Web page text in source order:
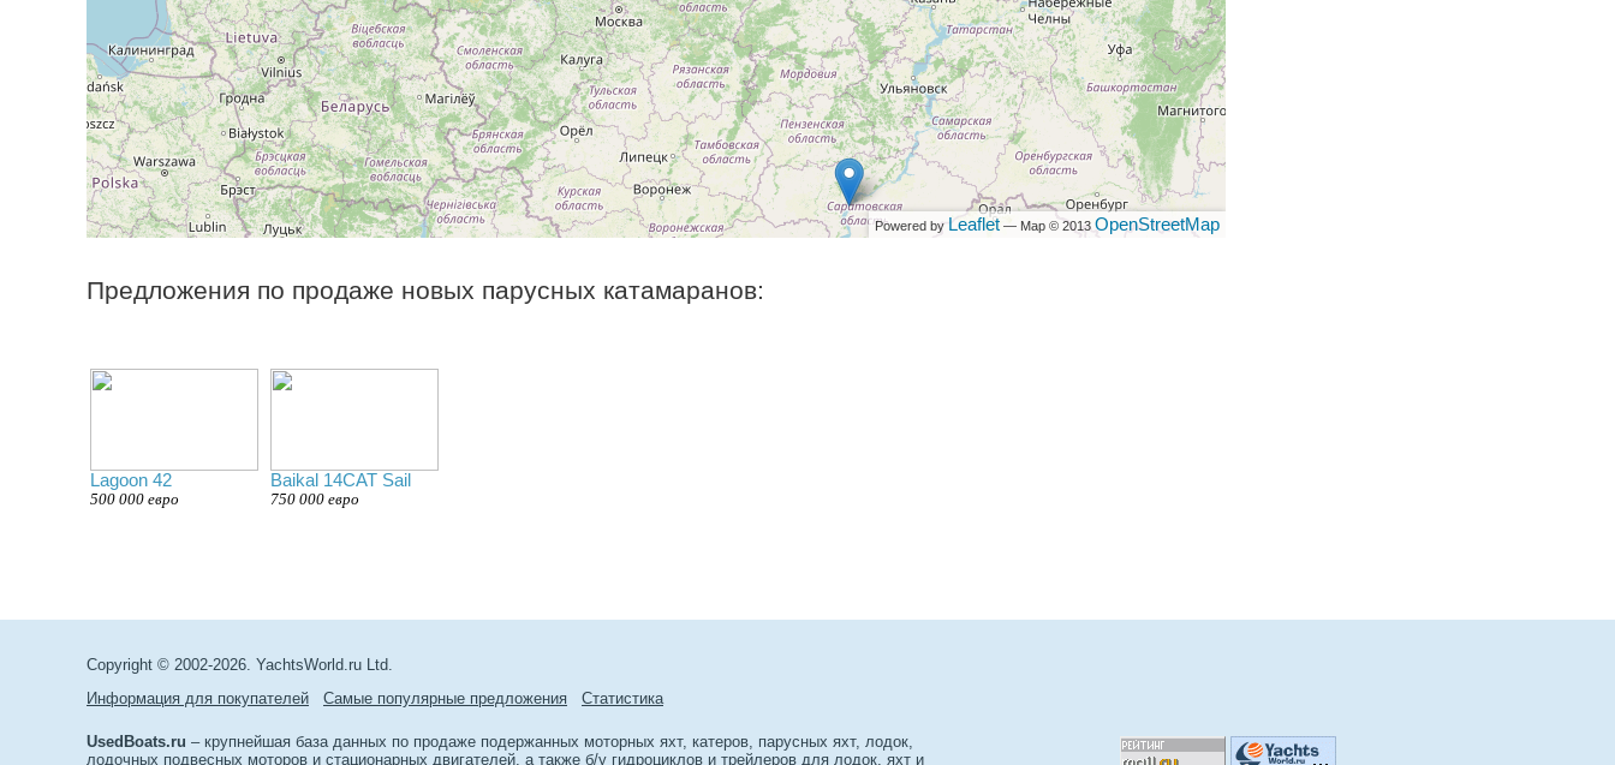
Powered by Leaflet — Map © 2013 OpenStreetMap
Предложения по продаже новых парусных катамаранов:
Lagoon 42
500 000 евро
Baikal 14CAT Sail
750 000 евро
Copyright © 2002-2026. YachtsWorld.ru Ltd.
Информация для покупателей
Самые популярные предложения Cтатиcтика
UsedBoats.ru – крупнейшая база данных по продаже подержанных моторных яхт, катеров, парусных яхт, лодок,
лодочных подвесных моторов и стационарных двигателей, а также б/у гидроциклов и трейлеров для лодок, яхт и